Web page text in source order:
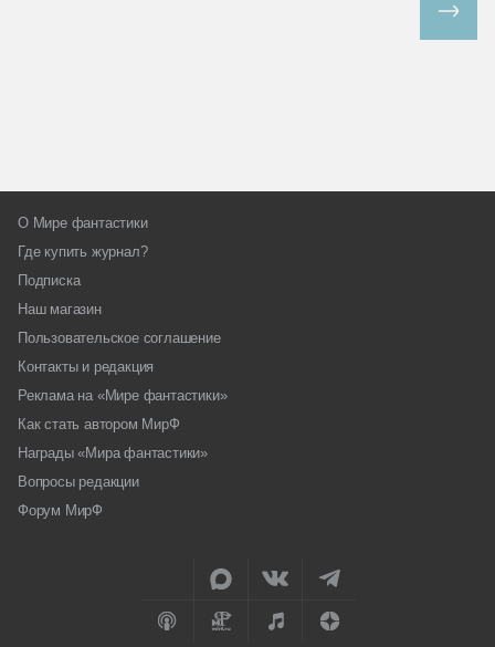
О Мире фантастики
Где купить журнал?
Подписка
Наш магазин
Пользовательское соглашение
Контакты и редакция
Реклама на «Мире фантастики»
Как стать автором МирФ
Награды «Мира фантастики»
Вопросы редакции
Форум МирФ